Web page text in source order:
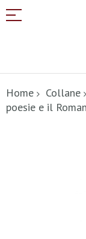
al
contenuto
Home Collane
poesie e il